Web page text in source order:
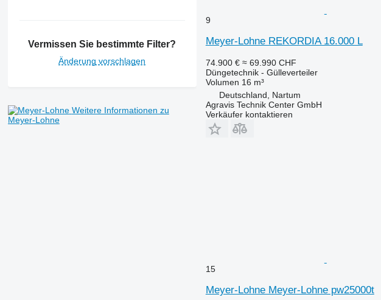
Vermissen Sie bestimmte Filter?
Änderung vorschlagen
Weitere Informationen zu
Meyer-Lohne
9
Meyer-Lohne REKORDIA 16.000 L
74.900 € ≈ 69.990 CHF
Düngetechnik - Gülleverteiler
Volumen 16 m³
Deutschland, Nartum
Agravis Technik Center GmbH
Verkäufer kontaktieren
15
Meyer-Lohne Meyer-Lohne pw25000t